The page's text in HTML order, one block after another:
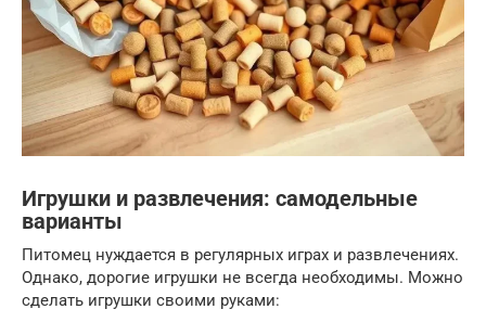
Игрушки и развлечения: самодельные
варианты
Питомец нуждается в регулярных играх и развлечениях.
Однако, дорогие игрушки не всегда необходимы. Можно
сделать игрушки своими руками: